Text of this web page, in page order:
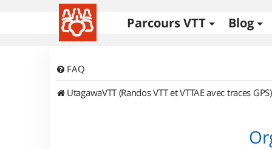
Parcours VTT Blog
FAQ
UtagawaVTT (Randos VTT et VTTAE avec traces GPS)